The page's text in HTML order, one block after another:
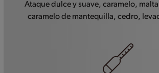
Ataque dulce y suave, caramelo,
caramelo de mantequilla, cedro,